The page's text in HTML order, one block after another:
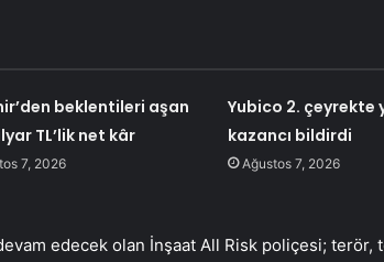
beklentileri aşan
TL’lik net kâr
7, 2026
Yubico 2. çeyrekte
kazancı bildirdi
Ağustos 7, 2026
edecek olan İnşaat All Risk poliçesi; terör,